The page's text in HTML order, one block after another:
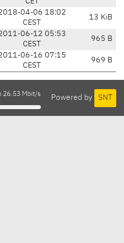
04-06 18:02
CEST
13 KiB
06-12 05:53
CEST
965 B
06-16 07:15
CEST
969 B
Powered by SNT
26.53 Mbit/s